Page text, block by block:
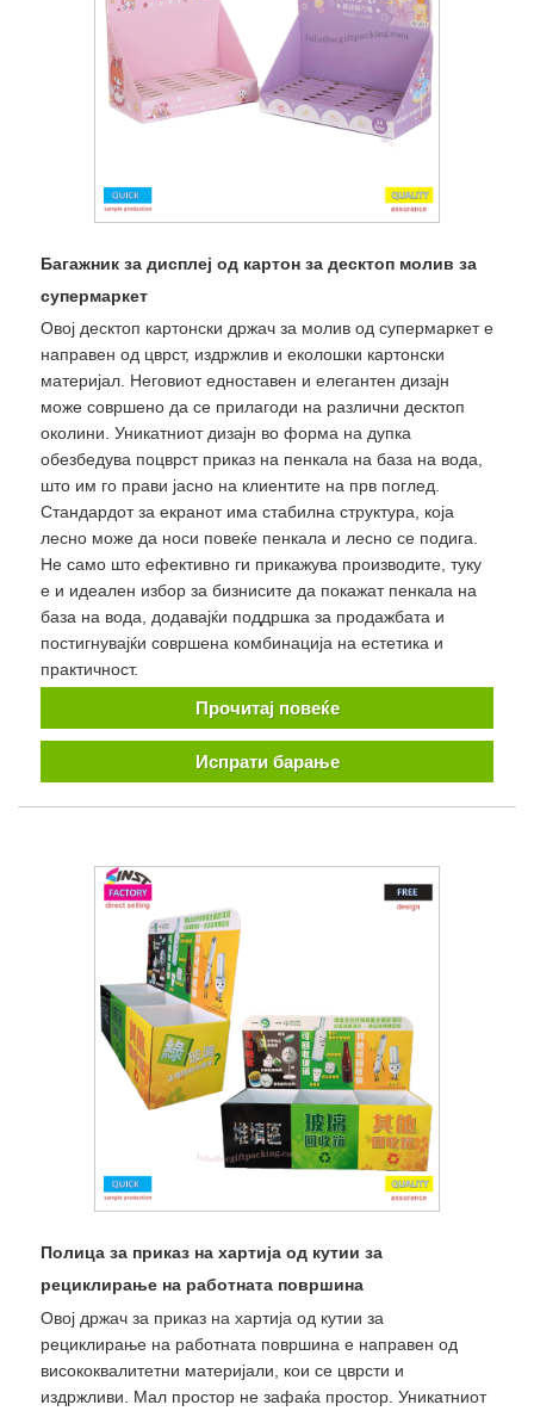
Багажник за дисплеј од картон за десктоп молив за
супермаркет
Овој десктоп картонски држач за молив од супермаркет е
направен од цврст, издржлив и еколошки картонски
материјал. Неговиот едноставен и елегантен дизајн
може совршено да се прилагоди на различни десктоп
околини. Уникатниот дизајн во форма на дупка
обезбедува поцврст приказ на пенкала на база на вода,
што им го прави јасно на клиентите на прв поглед.
Стандардот за екранот има стабилна структура, која
лесно може да носи повеќе пенкала и лесно се подига.
Не само што ефективно ги прикажува производите, туку
е и идеален избор за бизнисите да покажат пенкала на
база на вода, додавајќи поддршка за продажбата и
постигнувајќи совршена комбинација на естетика и
практичност.
Прочитај повеќе
Испрати барање
Полица за приказ на хартија од кутии за
рециклирање на работната површина
Овој држач за приказ на хартија од кутии за
рециклирање на работната површина е направен од
висококвалитетни материјали, кои се цврсти и
издржливи. Мал простор не зафаќа простор. Уникатниот